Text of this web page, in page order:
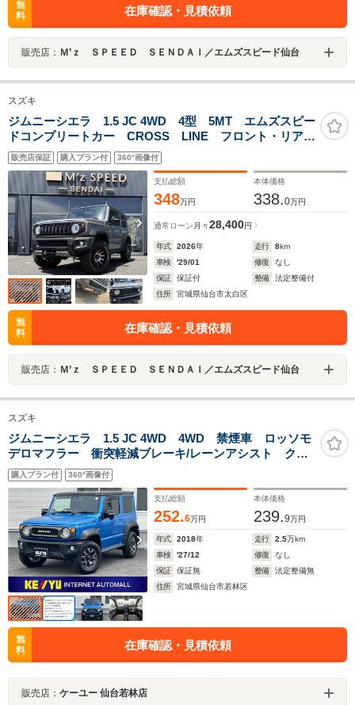
無
料
在庫確認・見積依頼
販売店： Ｍ’ｚ ＳＰＥＥＤ ＳＥＮＤＡＩ／エムズスピード仙台
スズキ
ジムニーシエラ 1.5 JC 4WD 4型 5MT エムズスピー
ドコンプリートカー CROSS LINE フロント・リアバ
ンパーガード フロントグリル センター2本出しマフラ
ー 16インチホイール
販売店保証 購入プラン付 360°画像付
支払総額
348万円
本体価格
338.0万円
通常ローン 月々28,400円
年式 2026年 走行 8km
車検
'29/01 修復
なし
保証
保証付 整備
法定整備付
住所
宮城県仙台市太白区
無
料
在庫確認・見積依頼
販売店： Ｍ’ｚ ＳＰＥＥＤ ＳＥＮＤＡＩ／エムズスピード仙台
スズキ
ジムニーシエラ 1.5 JC 4WD 4WD 禁煙車 ロッソモ
デロマフラー 衝突軽減ブレーキ/レーンアシスト クル
ーズコントロール 8インチナビ&フルセグ
TV&Bluetooth&バックカメラ シートヒーター オート
マチックハイビーム
購入プラン付 360°画像付
支払総額
252.6万円
本体価格
239.9万円
年式 2018年 走行 2.5万km
車検
'27/12 修復
なし
保証
保証無 整備
法定整備無
住所
宮城県仙台市若林区
無
料
在庫確認・見積依頼
販売店： ケーユー 仙台若林店